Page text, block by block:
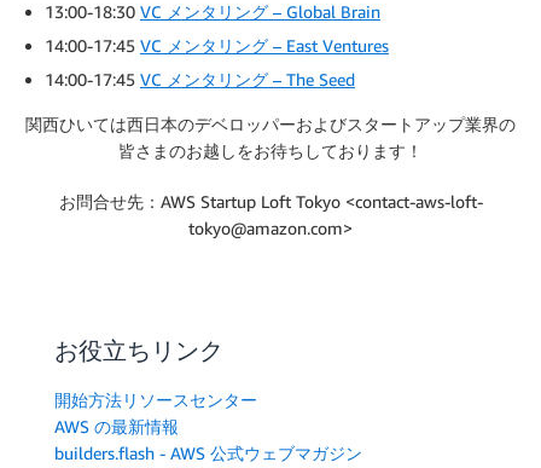
13:00-18:30 VC メンタリング – Global Brain
14:00-17:45 VC メンタリング – East Ventures
14:00-17:45 VC メンタリング – The Seed
関西ひいては西日本のデベロッパーおよびスタートアップ業界の
皆さまのお越しをお待ちしております！
お問合せ先：AWS Startup Loft Tokyo <contact-aws-loft-
tokyo@amazon.com>
お役立ちリンク
開始方法リソースセンター
AWS の最新情報
builders.flash - AWS 公式ウェブマガジン